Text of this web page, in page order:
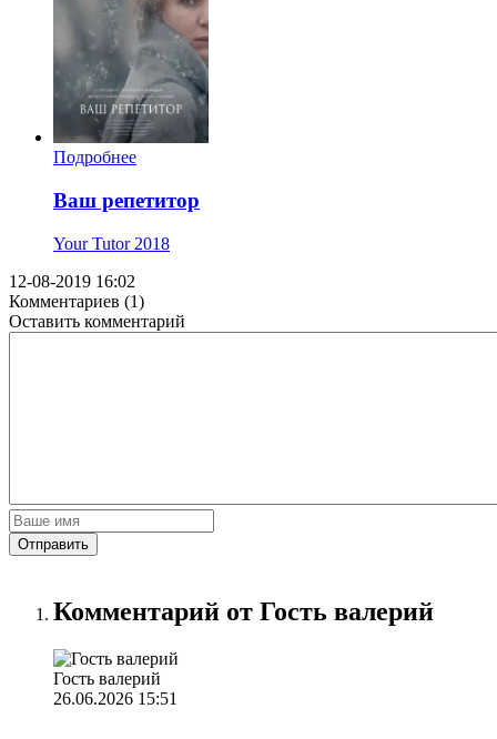
Подробнее
Ваш репетитор
Your Tutor 2018
12-08-2019 16:02
Комментариев (1)
Оставить комментарий
Отправить
Комментарий от Гость валерий
Гость валерий
26.06.2026 15:51